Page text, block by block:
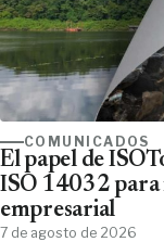
COMUNICADOS
El papel de
ISO 14032 para
empresarial
7 de agosto de 2026